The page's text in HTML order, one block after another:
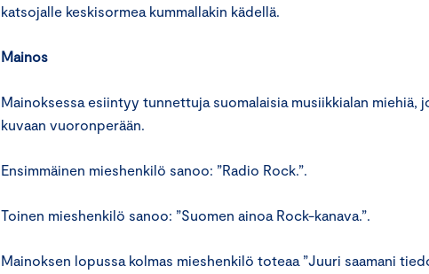
katsojalle keskisormea kummallakin kädellä.
Mainos
Mainoksessa esiintyy tunnettuja suomalaisia musiikkialan miehiä,
kuvaan vuoronperään.
Ensimmäinen mieshenkilö sanoo: ”Radio Rock.”.
Toinen mieshenkilö sanoo: ”Suomen ainoa Rock-kanava.”.
Mainoksen lopussa kolmas mieshenkilö toteaa ”Juuri saamani